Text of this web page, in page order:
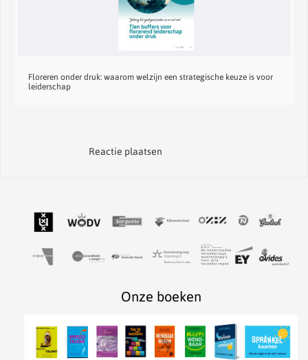
Floreren onder druk: waarom welzijn een strategische keuze is voor
leiderschap
Reactie plaatsen
Onze boeken